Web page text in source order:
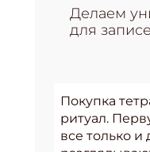
Делаем
для
Покупка
ритуал.
все только и